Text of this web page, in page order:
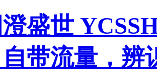
澄盛世
带流量，辨